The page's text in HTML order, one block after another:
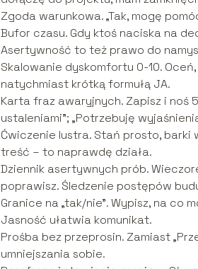
Zgoda warunkowa. „Tak, mogę
Bufor czasu. Gdy ktoś naciska na
Asertywność to też prawo do
Skalowanie dyskomfortu 0-10.
natychmiast krótką formułą JA.
Karta fraz awaryjnych. Zapisz i noś
ustaleniami”; „Potrzebuję
Ćwiczenie lustra. Stań prosto, barki
treść – to naprawdę działa.
Dziennik asertywnych prób.
poprawisz. Śledzenie postępów
Granice na „tak/nie”. Wypisz, na co
Jasność ułatwia komunikat.
Prośba bez przeprosin. Zamiast
umniejszania sobie.